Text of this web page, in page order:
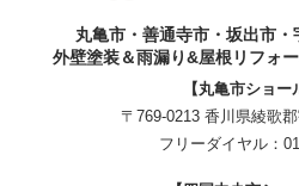
丸亀市・善通寺市・坂出市
外壁塗装＆雨漏り&屋根リフォ
【丸亀市ショー
〒769-0213 香川県綾歌
フリーダイヤル：